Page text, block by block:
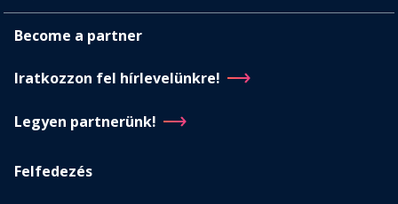
Become a partner
Iratkozzon fel hírlevelünkre!
Legyen partnerünk!
Felfedezés